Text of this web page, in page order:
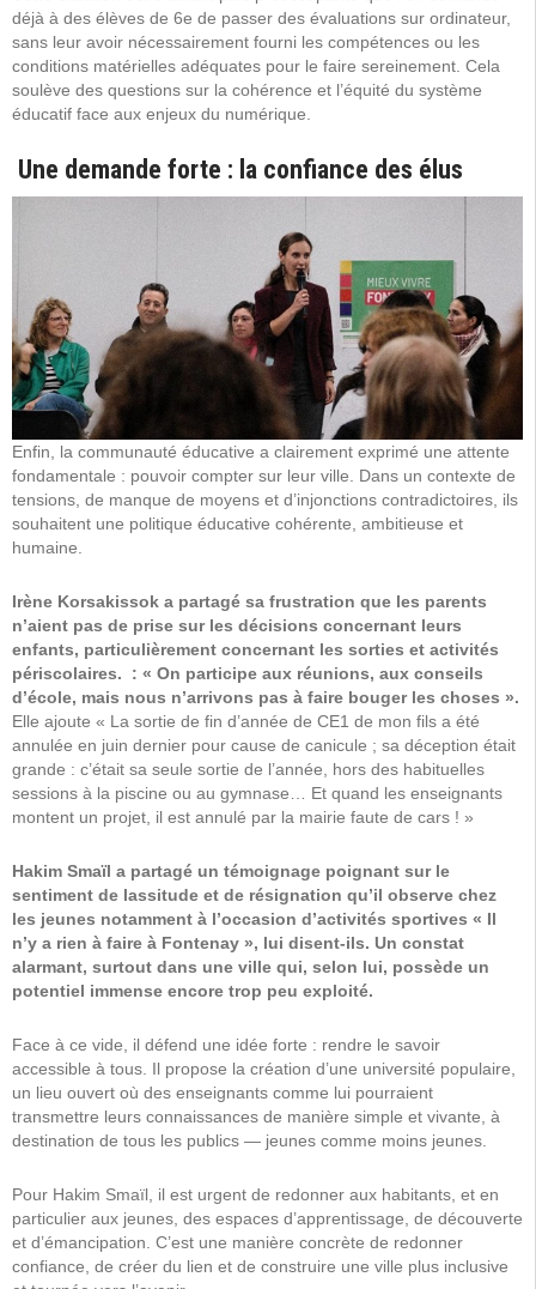
déjà à des élèves de 6e de passer des évaluations sur ordinateur,
sans leur avoir nécessairement fourni les compétences ou les
conditions matérielles adéquates pour le faire sereinement. Cela
soulève des questions sur la cohérence et l’équité du système
éducatif face aux enjeux du numérique.
Une demande forte : la confiance des élus
Enfin, la communauté éducative a clairement exprimé une attente
fondamentale : pouvoir compter sur leur ville. Dans un contexte de
tensions, de manque de moyens et d’injonctions contradictoires, ils
souhaitent une politique éducative cohérente, ambitieuse et
humaine.
Irène Korsakissok a partagé sa frustration que les parents
n’aient pas de prise sur les décisions concernant leurs
enfants, particulièrement concernant les sorties et activités
périscolaires. : « On participe aux réunions, aux conseils
d’école, mais nous n’arrivons pas à faire bouger les choses ».
Elle ajoute « La sortie de fin d’année de CE1 de mon fils a été
annulée en juin dernier pour cause de canicule ; sa déception était
grande : c’était sa seule sortie de l’année, hors des habituelles
sessions à la piscine ou au gymnase… Et quand les enseignants
montent un projet, il est annulé par la mairie faute de cars ! »
Hakim Smaïl a partagé un témoignage poignant sur le
sentiment de lassitude et de résignation qu’il observe chez
les jeunes notamment à l’occasion d’activités sportives « Il
n’y a rien à faire à Fontenay », lui disent-ils. Un constat
alarmant, surtout dans une ville qui, selon lui, possède un
potentiel immense encore trop peu exploité.
Face à ce vide, il défend une idée forte : rendre le savoir
accessible à tous. Il propose la création d’une université populaire,
un lieu ouvert où des enseignants comme lui pourraient
transmettre leurs connaissances de manière simple et vivante, à
destination de tous les publics — jeunes comme moins jeunes.
Pour Hakim Smaïl, il est urgent de redonner aux habitants, et en
particulier aux jeunes, des espaces d’apprentissage, de découverte
et d’émancipation. C’est une manière concrète de redonner
confiance, de créer du lien et de construire une ville plus inclusive